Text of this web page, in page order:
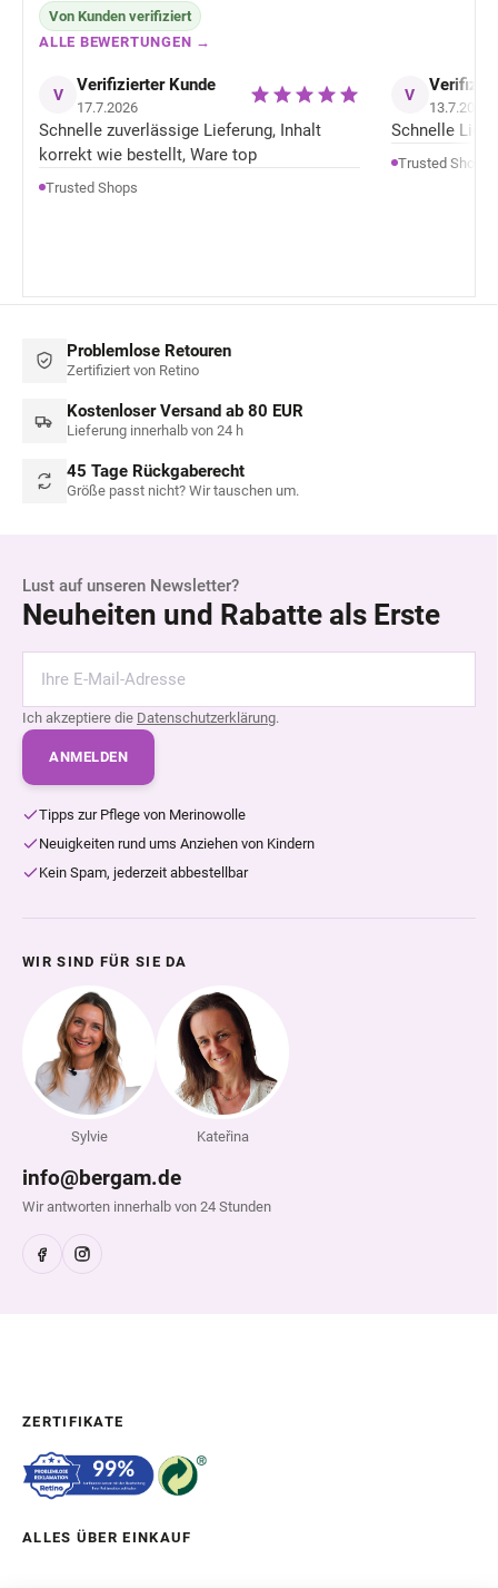
Von Kunden verifiziert
ALLE BEWERTUNGEN →
V Verifizierter Kunde
17.7.2026
Schnelle zuverlässige Lieferung, Inhalt
korrekt wie bestellt, Ware top
Trusted Shops
V
13.7.2026
Schnelle
Trusted Shops
Problemlose Retouren
Zertifiziert von Retino
Kostenloser Versand ab 80 EUR
Lieferung innerhalb von 24 h
45 Tage Rückgaberecht
Größe passt nicht? Wir tauschen um.
Lust auf unseren Newsletter?
Neuheiten und Rabatte als Erste
Ich akzeptiere die Datenschutzerklärung.
ANMELDEN
Tipps zur Pflege von Merinowolle
Neuigkeiten rund ums Anziehen von Kindern
Kein Spam, jederzeit abbestellbar
WIR SIND FÜR SIE DA
Sylvie Kateřina
info@bergam.de
Wir antworten innerhalb von 24 Stunden
ZERTIFIKATE
ALLES ÜBER EINKAUF